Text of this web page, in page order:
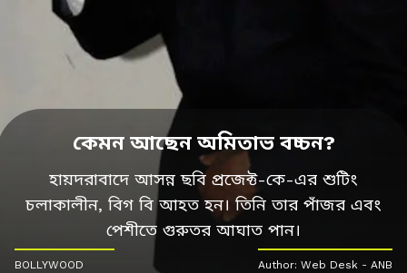
কেমন আছেন অমিতাভ বচ্চন?
হায়দরাবাদে আসন্ন ছবি প্রজেক্ট-কে-এর শুটিং
চলাকালীন, বিগ বি আহত হন। তিনি তার পাঁজর এবং
পেশীতে গুরুতর আঘাত পান।
BOLLYWOOD
Author: Web Desk - ANB